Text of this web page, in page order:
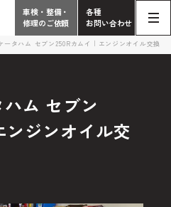
18:30（月曜定休）
車検・整備・
修理のご依頼
各種
お問い合わせ
ータハム セブン250Rカムイ｜エンジンオイル交換
ハム セブン
ンジンオイル交